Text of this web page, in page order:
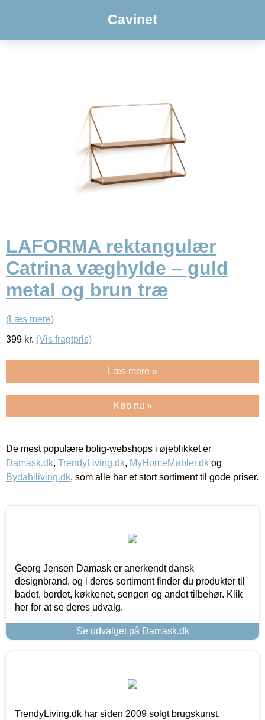
Cavinet
LAFORMA rektangulær
Catrina væghylde – guld
metal og brun træ
(Læs mere)
399 kr. (Vis fragtpris)
Læs mere »
Køb nu »
De mest populære bolig-webshops i øjeblikket er
Damask.dk, TrendyLiving.dk, MyHomeMøbler.dk og
Bydahlliving.dk, som alle har et stort sortiment til gode priser.
Georg Jensen Damask er anerkendt dansk
designbrand, og i deres sortiment finder du produkter til
badet, bordet, køkkenet, sengen og andet tilbehør. Klik
her for at se deres udvalg.
Se udvalget på Damask.dk
TrendyLiving.dk har siden 2009 solgt brugskunst,